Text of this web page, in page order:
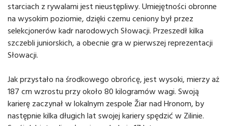
starciach z rywalami jest nieustępliwy. Umiejętności obronne
na wysokim poziomie, dzięki czemu ceniony był przez
selekcjonerów kadr narodowych Słowacji. Przeszedł kilka
szczebli juniorskich, a obecnie gra w pierwszej reprezentacji
Słowacji.
Jak przystało na środkowego obrońcę, jest wysoki, mierzy aż
187 cm wzrostu przy około 80 kilogramów wagi. Swoją
karierę zaczynał w lokalnym zespole Žiar nad Hronom, by
następnie kilka długich lat swojej kariery spędzić w Zilinie.